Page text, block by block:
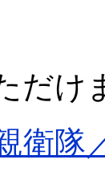
だけ
衛隊